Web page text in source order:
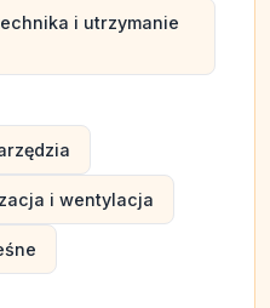
i utrzymanie
i wentylacja